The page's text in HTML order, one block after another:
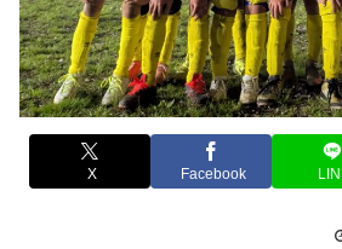
X Facebook